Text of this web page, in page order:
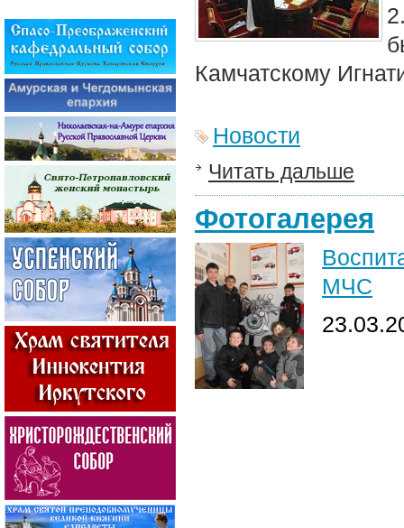
Камчатскому
Новости
Читать дальше
Фотогалерея
МЧС